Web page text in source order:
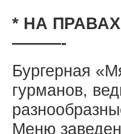
* НА
———-
Бургерная
гурманов,
Меню